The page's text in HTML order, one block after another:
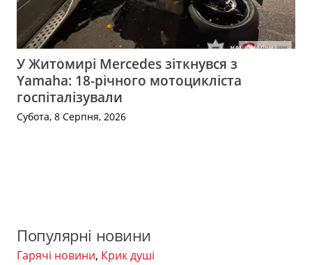
У Житомирі Mercedes зіткнувся з
Yamaha: 18-річного мотоцикліста
госпіталізували
Субота, 8 Серпня, 2026
Популярні новини
Гарячі новини, Крик душі